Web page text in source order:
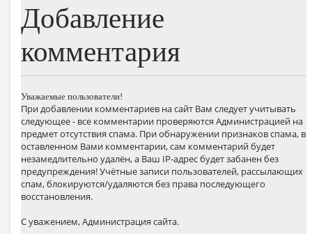
Добавление
комментария
Уважаемые пользователи!
При добавлении комментариев на сайт Вам следует учитывать
следующее - все комментарии проверяются Администрацией на
предмет отсутствия спама. При обнаружении признаков спама, в
оставленном Вами комментарии, сам комментарий будет
незамедлительно удалён, а Ваш IP-адрес будет забанен без
предупреждения! Учётные записи пользователей, рассылающих
спам, блокируются/удаляются без права последующего
восстановления.
С уважением, Администрация сайта.